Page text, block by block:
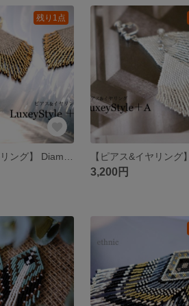
残り1点
3,200円